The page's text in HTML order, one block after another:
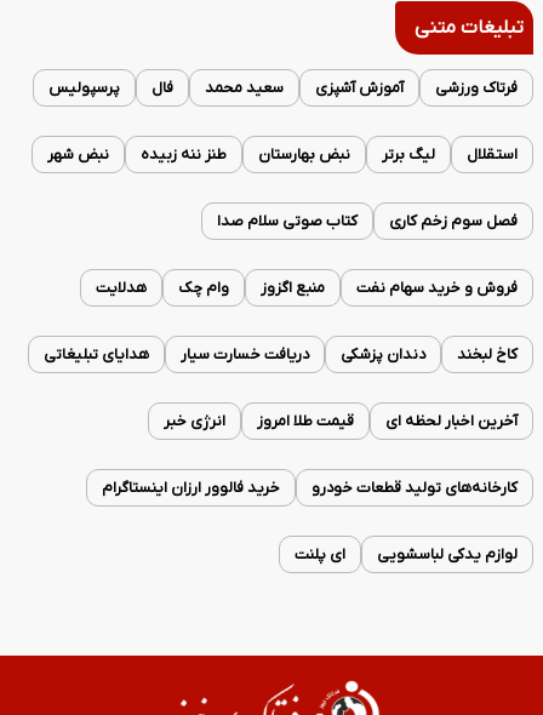
تبلیغات متنی
فرتاک ورزشی آموزش آشپزی سعید محمد فال پرسپولیس
استقلال لیگ برتر نبض بهارستان طنز ننه زبیده نبض شهر
فصل سوم زخم کاری کتاب صوتی سلام صدا
فروش و خرید سهام نفت منبع اگزوز وام چک هدلایت
کاخ لبخند دندان پزشکی دریافت خسارت سیار هدایای تبلیغاتی
آخرین اخبار لحظه ای قیمت طلا امروز انرژی خبر
کارخانه‌های تولید قطعات خودرو خرید فالوور ارزان اینستاگرام
لوازم یدکی لباسشویی ای پلنت